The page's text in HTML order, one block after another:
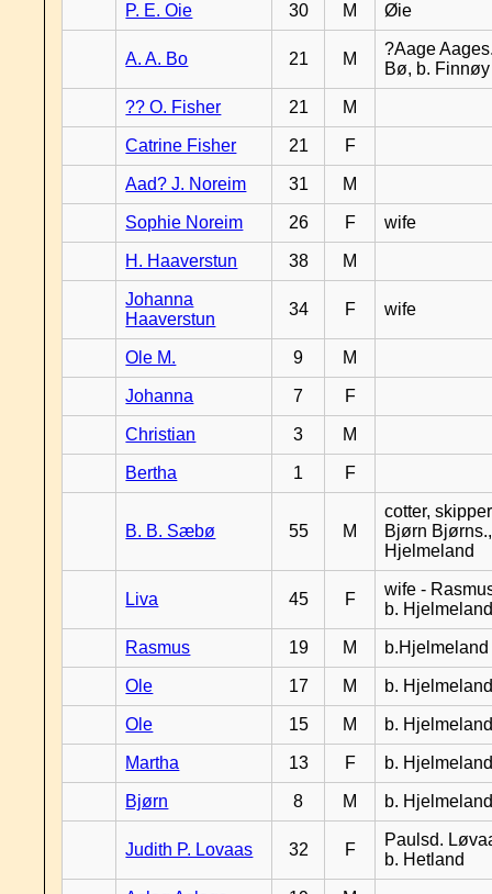
P. E. Oie 30 M Øie
A. A. Bo 21 M
?Aage
Bø, b. Finnøy
?? O. Fisher 21 M
Catrine Fisher 21 F
Aad? J. Noreim 31 M
Sophie Noreim 26 F wife
H. Haaverstun 38 M
Johanna
Haaverstun
34 F wife
Ole M. 9 M
Johanna 7 F
Christian 3 M
Bertha 1 F
B. B. Sæbø 55 M
cotter,
Bjørn
Hjelmeland
Liva 45 F
wife -
b.
Rasmus 19 M b.Hjelmeland
Ole 17 M b.
Ole 15 M b.
Martha 13 F b.
Bjørn 8 M b.
Judith P. Lovaas 32 F
Paulsd.
b. Hetland